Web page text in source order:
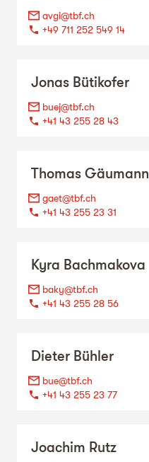
avgi@tbf.ch
+49 711 252 549 14
Jonas Bütikofer
buej@tbf.ch
+41 43 255 28 43
Thomas Gäumann
gaet@tbf.ch
+41 43 255 23 31
Kyra Bachmakova
baky@tbf.ch
+41 43 255 28 56
Dieter Bühler
bue@tbf.ch
+41 43 255 23 77
Joachim Rutz